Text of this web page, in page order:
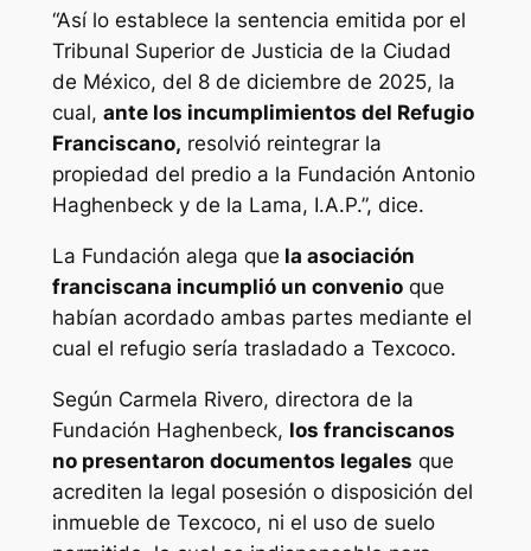
“Así lo establece la sentencia emitida por el
Tribunal Superior de Justicia de la Ciudad
de México, del 8 de diciembre de 2025, la
cual, ante los incumplimientos del Refugio
Franciscano, resolvió reintegrar la
propiedad del predio a la Fundación Antonio
Haghenbeck y de la Lama, I.A.P.”, dice.
La Fundación alega que la asociación
franciscana incumplió un convenioque
habían acordado ambas partes mediante el
cual el refugio sería trasladado a Texcoco.
Según Carmela Rivero, directora de la
Fundación Haghenbeck, los franciscanos
no presentaron documentos legales que
acrediten la legal posesión o disposición del
inmueble de Texcoco, ni el uso de suelo